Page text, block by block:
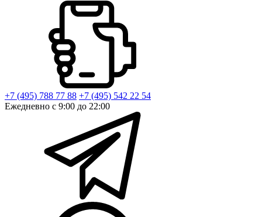
+7 (495) 788 77 88 +7 (495) 542 22 54
Ежедневно с 9:00 до 22:00